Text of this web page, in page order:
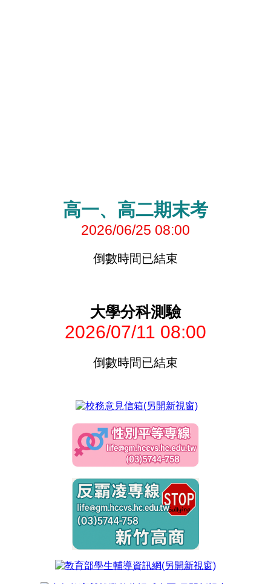
高一、高二期末考
2026/06/25 08:00
倒數時間已結束
大學分科測驗
2026/07/11 08:00
倒數時間已結束